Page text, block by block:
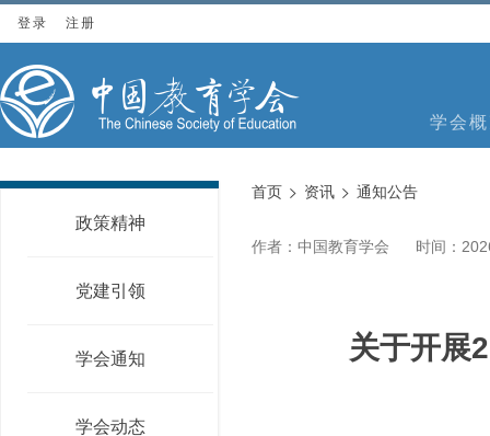
登录 注册
学会
政策精神
党建引领
学会通知
学会动态
首页 资讯 通知公告
作者：中国教育学会 时间：
关于开展